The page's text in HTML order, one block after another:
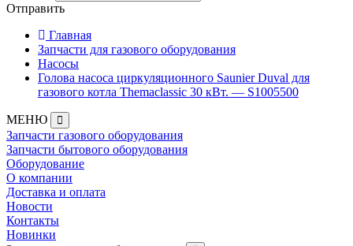
Отправить
Главная
Запчасти для газового оборудования
Насосы
Голова насоса циркуляционного Saunier Duval для
газового котла Themaclassic 30 кВт. ― S1005500
МЕНЮ
Запчасти газового оборудования
Запчасти бытового оборудования
Оборудование
О компании
Доставка и оплата
Новости
Контакты
Новинки